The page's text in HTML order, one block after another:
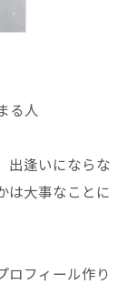
る人
出逢いにならな
は大事なことに
ロフィール作り